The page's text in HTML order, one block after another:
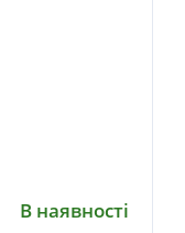
В наявності